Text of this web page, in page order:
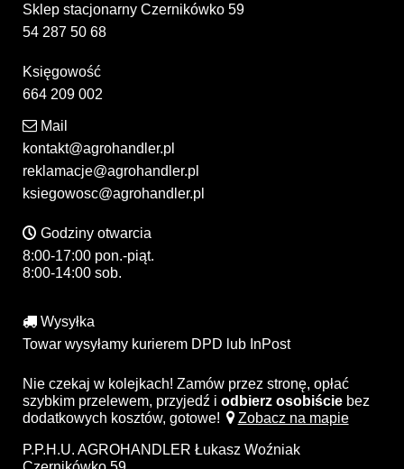
Sklep stacjonarny Czernikówko 59
54 287 50 68
Księgowość
664 209 002
Mail
kontakt@agrohandler.pl
reklamacje@agrohandler.pl
ksiegowosc@agrohandler.pl
Godziny otwarcia
8:00-17:00 pon.-piąt.
8:00-14:00 sob.
Wysyłka
Towar wysyłamy kurierem DPD lub InPost
Nie czekaj w kolejkach! Zamów przez stronę, opłać
szybkim przelewem, przyjedź i odbierz osobiście bez
dodatkowych kosztów, gotowe!
Zobacz na mapie
P.P.H.U. AGROHANDLER Łukasz Woźniak